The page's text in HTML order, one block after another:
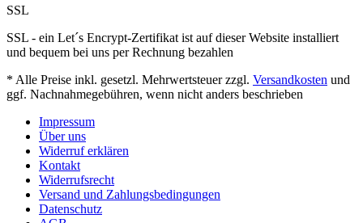
SSL
SSL - ein Let´s Encrypt-Zertifikat ist auf dieser Website installiert
und bequem bei uns per Rechnung bezahlen
* Alle Preise inkl. gesetzl. Mehrwertsteuer zzgl. Versandkosten und
ggf. Nachnahmegebühren, wenn nicht anders beschrieben
Impressum
Über uns
Widerruf erklären
Kontakt
Widerrufsrecht
Versand und Zahlungsbedingungen
Datenschutz